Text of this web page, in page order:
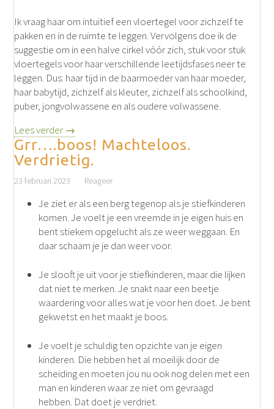
Ik vraag haar om intuïtief een vloertegel voor zichzelf te
pakken en in de ruimte te leggen. Vervolgens doe ik de
suggestie om in een halve cirkel vóór zich, stuk voor stuk
vloertegels voor haar verschillende leetijdsfases neer te
leggen. Dus: haar tijd in de baarmoeder van haar moeder,
haar babytijd, zichzelf als kleuter, zichzelf als schoolkind,
puber, jongvolwassene en als oudere volwassene.
Lees verder →
Grr….boos! Machteloos.
Verdrietig.
23 februari 2023 Reageer
Je ziet er als een berg tegenop als je stiefkinderen
komen. Je voelt je een vreemde in je eigen huis en
bent stiekem opgelucht als ze weer weggaan. En
daar schaam je je dan weer voor.
Je slooft je uit voor je stiefkinderen, maar die lijken
dat niet te merken. Je snakt naar een beetje
waardering voor alles wat je voor hen doet. Je bent
gekwetst en het maakt je boos.
Je voelt je schuldig ten opzichte van je eigen
kinderen. Die hebben het al moeilijk door de
scheiding en moeten jou nu ook nog delen met een
man en kinderen waar ze niet om gevraagd
hebben. Dat doet je verdriet.